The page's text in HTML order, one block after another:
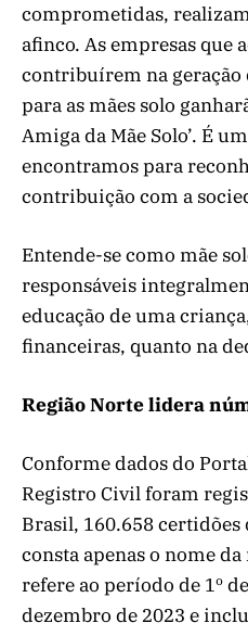
comprometidas,
afinco. As empresas que
contribuírem na geração
para as mães solo
Amiga da Mãe Solo’. É
encontramos para
contribuição com a
Entende-se como mãe
responsáveis
educação de uma
financeiras, quanto na
Região Norte lidera
Conforme dados do
Registro Civil foram
Brasil, 160.658
consta apenas o nome
refere ao período de 1º
dezembro de 2023 e